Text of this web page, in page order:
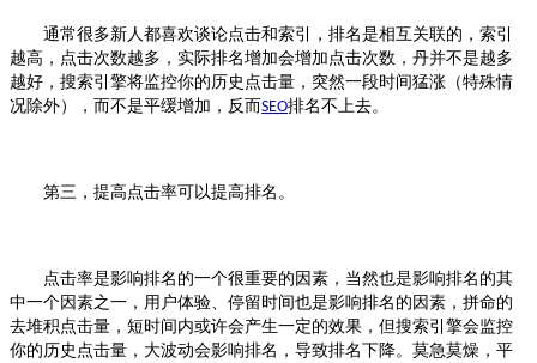
通常很多新人都喜欢谈论点击和索引，排名是相互关联的，索引
越高，点击次数越多，实际排名增加会增加点击次数，丹并不是越多
越好，搜索引擎将监控你的历史点击量，突然一段时间猛涨（特殊情
况除外），而不是平缓增加，反而SEO排名不上去。
第三，提高点击率可以提高排名。
点击率是影响排名的一个很重要的因素，当然也是影响排名的其
中一个因素之一，用户体验、停留时间也是影响排名的因素，拼命的
去堆积点击量，短时间内或许会产生一定的效果，但搜索引擎会监控
你的历史点击量，大波动会影响排名，导致排名下降。莫急莫燥，平